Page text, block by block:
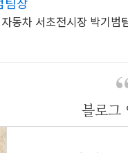
동차 서초전시장 박기범
블로그